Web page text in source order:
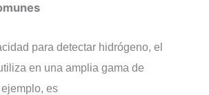
para detectar hidrógeno, el
en una amplia gama de
es